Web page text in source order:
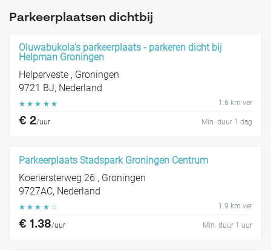
Parkeerplaatsen dichtbij
Oluwabukola's parkeerplaats - parkeren dicht bij
Helpman Groningen
Helperveste , Groningen
9721 BJ, Nederland
☆ ☆ ☆ ☆ ☆ 1.6 km ver
€ 2/uur Min. duur 1 dag
Parkeerplaats Stadspark Groningen Centrum
Koeriersterweg 26 , Groningen
9727AC, Nederland
☆ ☆ ☆ ☆ ☆ 1.9 km ver
€ 1.38/uur Min. duur 1 uur